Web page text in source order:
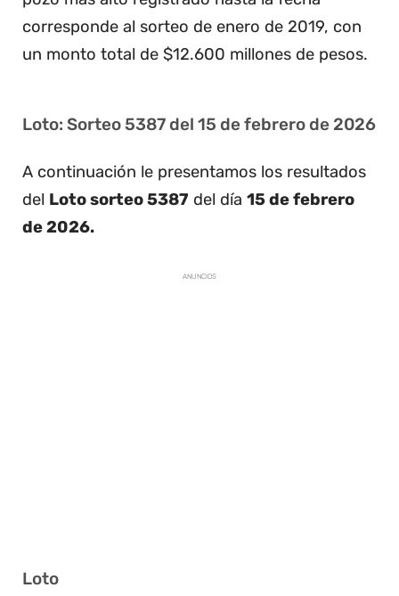
corresponde al sorteo de enero de 2019, con
un monto total de $12.600 millones de pesos.
Loto: Sorteo 5387 del 15 de febrero de 2026
A continuación le presentamos los resultados
del Loto sorteo 5387 del día 15 de febrero
de 2026.
ANUNCIOS
Loto